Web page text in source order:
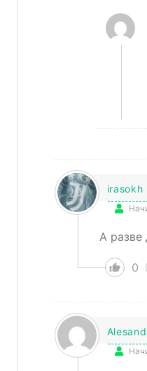
irasokh
А разве
0